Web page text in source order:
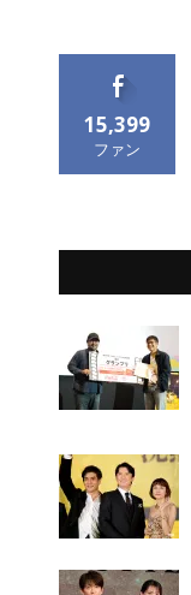
15,399
ファン